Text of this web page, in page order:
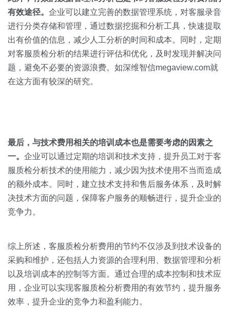
有效途径。 企业可以建立完善的数据管理系统，对客服录音
进行分类存储和管理，通过数据挖掘和分析工具，快速提取
出有价值的信息，减少人工分析的时间和成本。同时，定期
对客服质检分析的结果进行评估和优化，及时发现并解决问
题，避免不必要的资源浪费。如深维智信megaview.com就
在这方面有较深的研究。
最后，与技术费用相关的培训成本也是需要考虑的因素之
一。 企业可以通过定期的培训和技术支持，提升员工对于客
服质检分析技术的使用能力，减少因为技术使用不当而造成
的额外成本。同时，建立技术支持和售后服务体系，及时解
决技术方面的问题，保障客户服务的顺畅进行，提升企业的
竞争力。
综上所述，客服质检分析费用的节约不仅涉及到技术设备的
采购和维护，还包括人力资源的合理利用、数据管理和分析
以及培训成本的控制等方面。通过合理的成本控制和技术应
用，企业可以实现客服质检分析费用的有效节约，提升服务
效率，提升企业的竞争力和盈利能力。